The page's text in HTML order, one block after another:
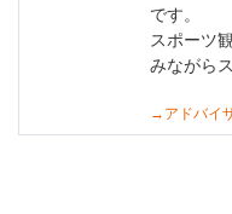
です。
スポーツ
みながら
→アドバイ